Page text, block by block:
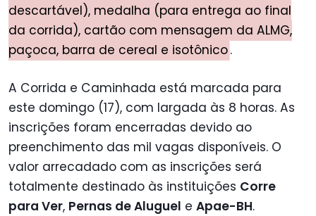
descartável), medalha (para entrega ao final
da corrida), cartão com mensagem da ALMG,
paçoca, barra de cereal e isotônico.
A Corrida e Caminhada está marcada para
este domingo (17), com largada às 8 horas. As
inscrições foram encerradas devido ao
preenchimento das mil vagas disponíveis. O
valor arrecadado com as inscrições será
totalmente destinado às instituições Corre
para Ver, Pernas de Aluguel e Apae-BH.